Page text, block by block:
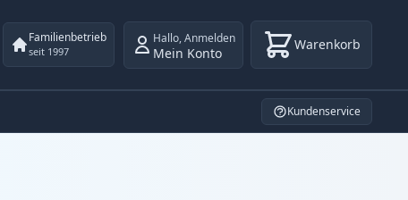
Familienbetrieb
seit 1997
Hallo,Anmelden
Mein Konto Warenkorb
Kundenservice